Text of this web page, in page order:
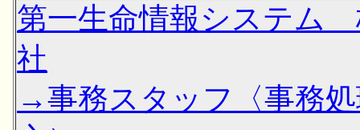
第一生命情報システム
社
→事務スタッフ〈事務